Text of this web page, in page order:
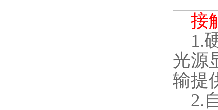
接
1.
光源
输提
2.